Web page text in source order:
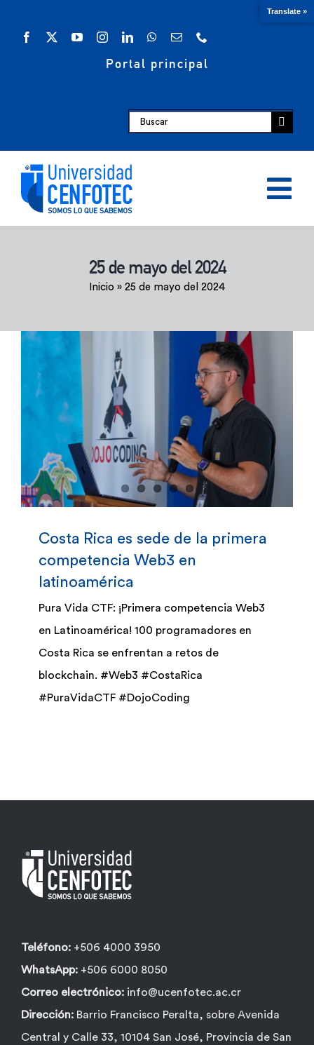
Portal principal
Buscar:
Admisión y Registro
Bienestar Estudiantil
Investigación y Desarrollo
Extensión
Egresados
Empresas
Biblioteca
25 de mayo del 2024
Inicio » 25 de mayo del 2024
Costa Rica es sede de la primera
competencia Web3 en
latinoamérica
Pura Vida CTF: ¡Primera competencia Web3
en Latinoamérica! 100 programadores en
Costa Rica se enfrentan a retos de
blockchain. #Web3 #CostaRica
#PuraVidaCTF #DojoCoding
Teléfono: +506 4000 3950
WhatsApp: +506 6000 8050
Correo electrónico: info@ucenfotec.ac.cr
Dirección: Barrio Francisco Peralta, sobre Avenida
Central y Calle 33, 10104 San José, Provincia de San
Translate »